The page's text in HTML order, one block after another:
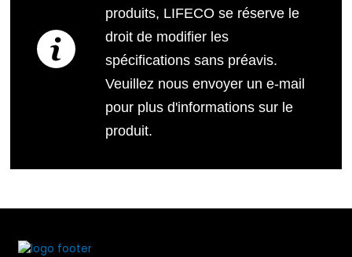
produits, LIFECO se réserve le
droit de modifier les
spécifications sans préavis.
Veuillez nous envoyer un e-mail
pour plus d'informations sur le
produit.